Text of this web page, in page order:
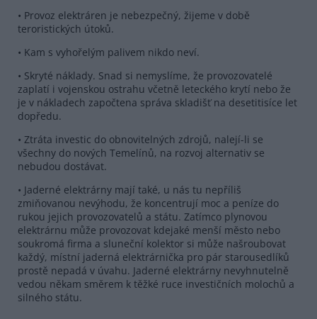
• Provoz elektráren je nebezpečný, žijeme v době
teroristických útoků.
• Kam s vyhořelým palivem nikdo neví.
• Skryté náklady. Snad si nemyslíme, že provozovatelé
zaplatí i vojenskou ostrahu včetně leteckého krytí nebo že
je v nákladech započtena správa skladišť na desetitisíce let
dopředu.
• Ztráta investic do obnovitelných zdrojů, nalejí-li se
všechny do nových Temelínů, na rozvoj alternativ se
nebudou dostávat.
• Jaderné elektrárny mají také, u nás tu nepříliš
zmiňovanou nevýhodu, že koncentrují moc a peníze do
rukou jejich provozovatelů a státu. Zatímco plynovou
elektrárnu může provozovat kdejaké menší město nebo
soukromá firma a sluneční kolektor si může našroubovat
každý, místní jaderná elektrárnička pro pár starousedlíků
prostě nepadá v úvahu. Jaderné elektrárny nevyhnutelně
vedou někam směrem k těžké ruce investičních molochů a
silného státu.